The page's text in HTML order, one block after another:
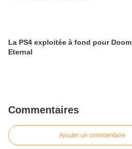
La PS4 exploitée à fond pour Doom
Eternal
Commentaires
Ajouter un commentaire